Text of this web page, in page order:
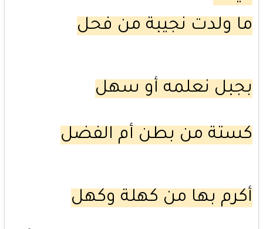
ما ولدت نجيبة من فحل
بجبل نعلمه أو سهل
كستة من بطن أم الفضل
أكرم بها من كهلة وكهل